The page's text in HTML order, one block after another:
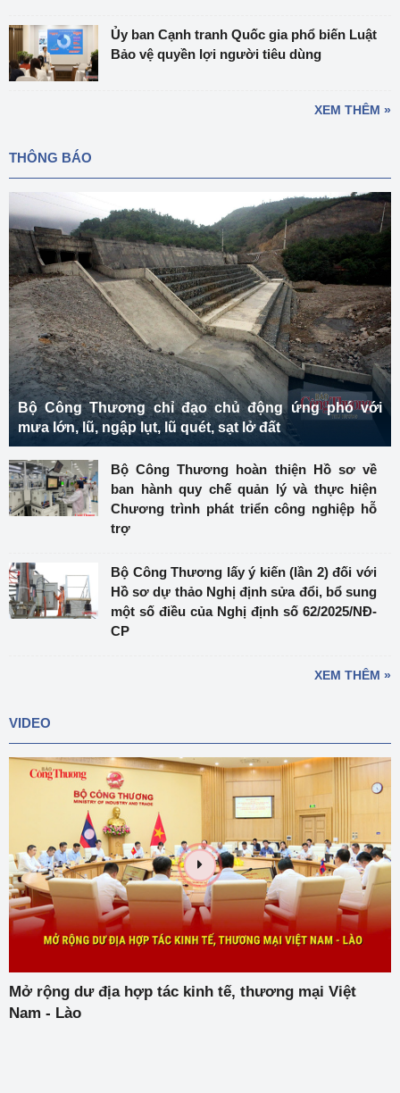
Ủy ban Cạnh tranh Quốc gia phổ biến Luật
Bảo vệ quyền lợi người tiêu dùng
XEM THÊM »
THÔNG BÁO
Bộ Công Thương chỉ đạo chủ động ứng phó với
mưa lớn, lũ, ngập lụt, lũ quét, sạt lở đất
Bộ Công Thương hoàn thiện Hồ sơ về
ban hành quy chế quản lý và thực hiện
Chương trình phát triển công nghiệp hỗ
trợ
Bộ Công Thương lấy ý kiến (lần 2) đối với
Hồ sơ dự thảo Nghị định sửa đổi, bổ sung
một số điều của Nghị định số 62/2025/NĐ-
CP
XEM THÊM »
VIDEO
Mở rộng dư địa hợp tác kinh tế, thương mại Việt
Nam - Lào